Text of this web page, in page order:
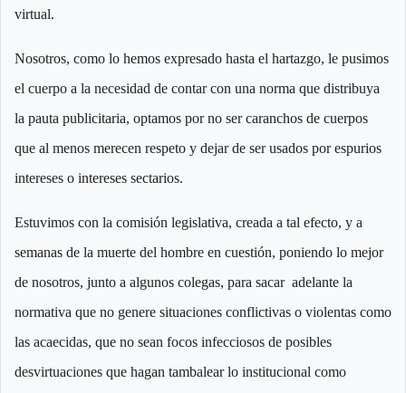
virtual.
Nosotros, como lo hemos expresado hasta el hartazgo, le pusimos
el cuerpo a la necesidad de contar con una norma que distribuya
la pauta publicitaria, optamos por no ser caranchos de cuerpos
que al menos merecen respeto y dejar de ser usados por espurios
intereses o intereses sectarios.
Estuvimos con la comisión legislativa, creada a tal efecto, y a
semanas de la muerte del hombre en cuestión, poniendo lo mejor
de nosotros, junto a algunos colegas, para sacar adelante la
normativa que no genere situaciones conflictivas o violentas como
las acaecidas, que no sean focos infecciosos de posibles
desvirtuaciones que hagan tambalear lo institucional como